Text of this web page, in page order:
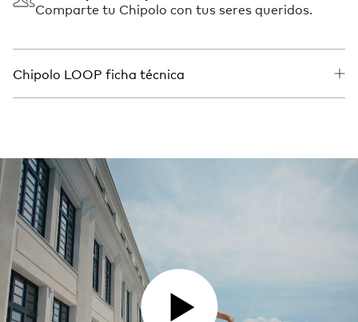
Comparte tu Chipolo con tus seres queridos.
Chipolo LOOP ficha técnica
PLAY VIDEO